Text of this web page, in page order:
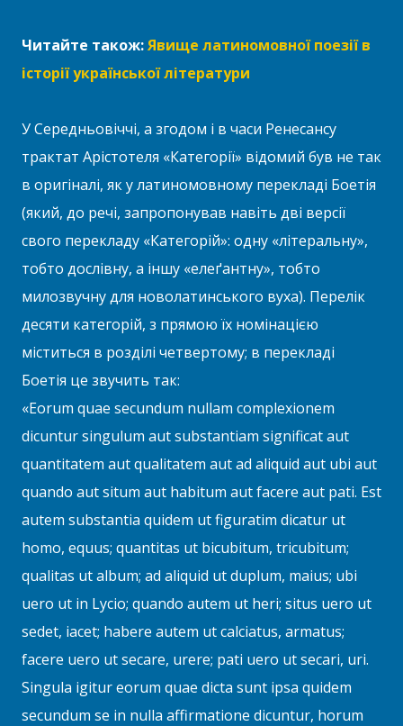
Читайте також:Явище латиномовної поезії в
історії української літератури
У Середньовіччі, а згодом і в часи Ренесансу
трактат Арістотеля «Категорії» відомий був не так
в оригіналі, як у латиномовному перекладі Боетія
(який, до речі, запропонував навіть дві версії
свого перекладу «Категорій»: одну «літеральну»,
тобто дослівну, а іншу «елеґантну», тобто
милозвучну для новолатинського вуха). Перелік
десяти категорій, з прямою їх номінацією
міститься в розділі четвертому; в перекладі
Боетія це звучить так:
«Eorum quae secundum nullam complexionem
dicuntur singulum aut substantiam significat aut
quantitatem aut qualitatem aut ad aliquid aut ubi aut
quando aut situm aut habitum aut facere aut pati. Est
autem substantia quidem ut figuratim dicatur ut
homo, equus; quantitas ut bicubitum, tricubitum;
qualitas ut album; ad aliquid ut duplum, maius; ubi
uero ut in Lycio; quando autem ut heri; situs uero ut
sedet, iacet; habere autem ut calciatus, armatus;
facere uero ut secare, urere; pati uero ut secari, uri.
Singula igitur eorum quae dicta sunt ipsa quidem
secundum se in nulla affirmatione dicuntur, horum